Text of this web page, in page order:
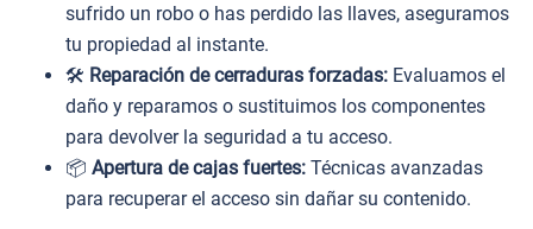
sufrido un robo o has perdido las llaves, aseguramos
tu propiedad al instante.
🛠️ Reparación de cerraduras forzadas: Evaluamos el
daño y reparamos o sustituimos los componentes
para devolver la seguridad a tu acceso.
📦 Apertura de cajas fuertes: Técnicas avanzadas
para recuperar el acceso sin dañar su contenido.